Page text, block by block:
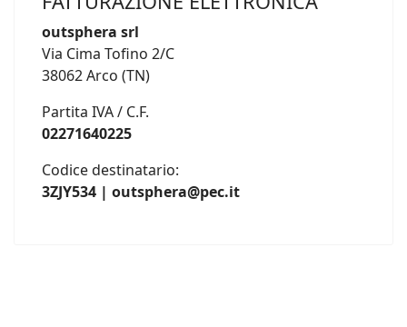
outsphera srl
Via Cima Tofino 2/C
38062 Arco (TN)
Partita IVA / C.F.
02271640225
Codice destinatario:
3ZJY534 | outsphera@pec.it